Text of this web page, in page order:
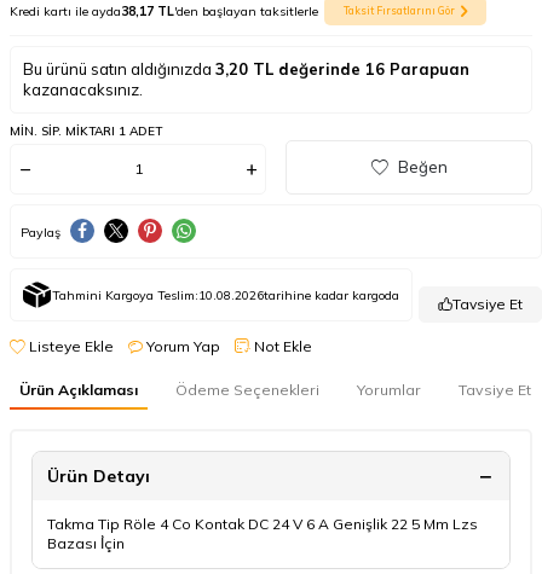
Kredi kartı ile ayda38,17 TL'den başlayan taksitlerle Taksit Fırsatlarını Gör
Bu ürünü satın aldığınızda 3,20 TL değerinde 16 Parapuan
kazanacaksınız.
MIN. SIP. MIKTARI 1 ADET
Beğen
Paylaş
Tahmini Kargoya Teslim:10.08.2026tarihine kadar kargoda Tavsiye Et
Listeye Ekle Yorum Yap Not Ekle
Ürün Açıklaması Ödeme Seçenekleri Yorumlar Tavsiye Et
Ürün Detayı
Takma Tip Röle 4 Co Kontak DC 24 V 6 A Genişlik 22 5 Mm Lzs
Bazası İ̇çin